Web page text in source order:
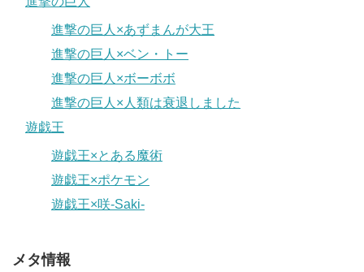
進撃の巨人×あずまんが大王
進撃の巨人×ベン・トー
進撃の巨人×ボーボボ
進撃の巨人×人類は衰退しました
遊戯王
遊戯王×とある魔術
遊戯王×ポケモン
遊戯王×咲-Saki-
メタ情報